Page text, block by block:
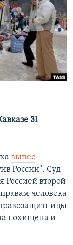
31
вынес
России". Суд
Россией второй
человека
похищена и